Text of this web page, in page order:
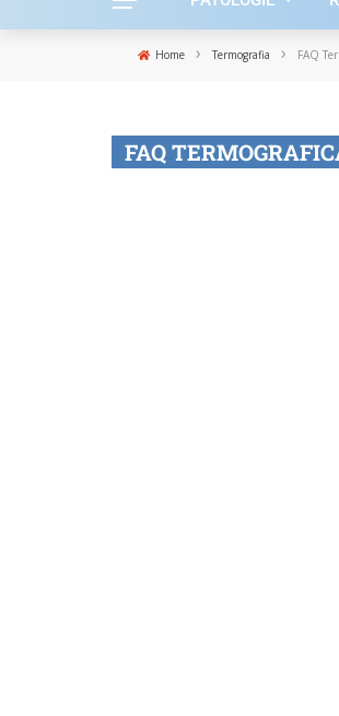
Home › Termografia › FAQ
FAQ